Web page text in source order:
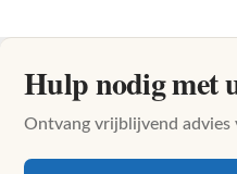
Hulp nodig met
Ontvang vrijblijvend advies